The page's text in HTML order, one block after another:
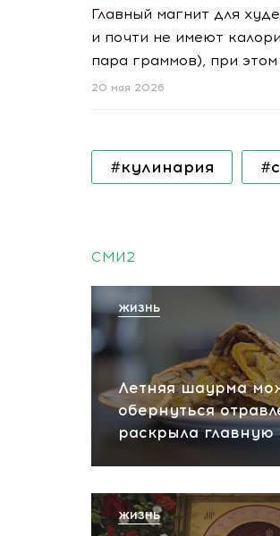
Главный магнит для
и почти не имеют
пара граммов), при
20 мая 2026
#кулинария
СМИ2
Летняя шаурма
обернуться
раскрыла главную
ЖИЗНЬ
ЖИЗНЬ